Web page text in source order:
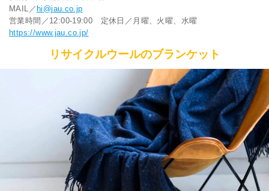
MAIL／ hi@jau.co.jp
営業時間／12:00-19:00 定休日／月曜、火曜、水曜
https://www.jau.co.jp/
リサイクルウールのブランケット